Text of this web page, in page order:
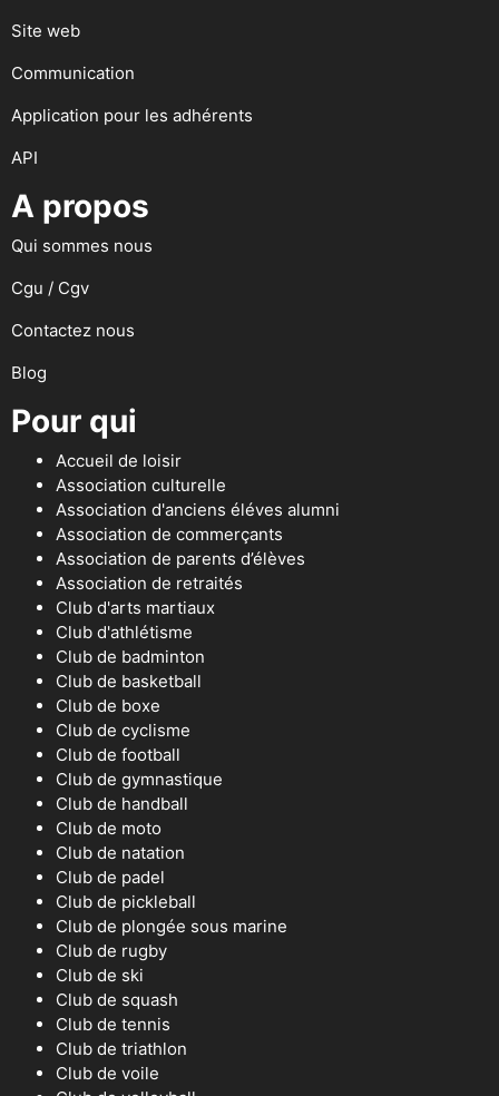
Site web
Communication
Application pour les adhérents
API
A propos
Qui sommes nous
Cgu / Cgv
Contactez nous
Blog
Pour qui
Accueil de loisir
Association culturelle
Association d'anciens éléves alumni
Association de commerçants
Association de parents d’élèves
Association de retraités
Club d'arts martiaux
Club d'athlétisme
Club de badminton
Club de basketball
Club de boxe
Club de cyclisme
Club de football
Club de gymnastique
Club de handball
Club de moto
Club de natation
Club de padel
Club de pickleball
Club de plongée sous marine
Club de rugby
Club de ski
Club de squash
Club de tennis
Club de triathlon
Club de voile